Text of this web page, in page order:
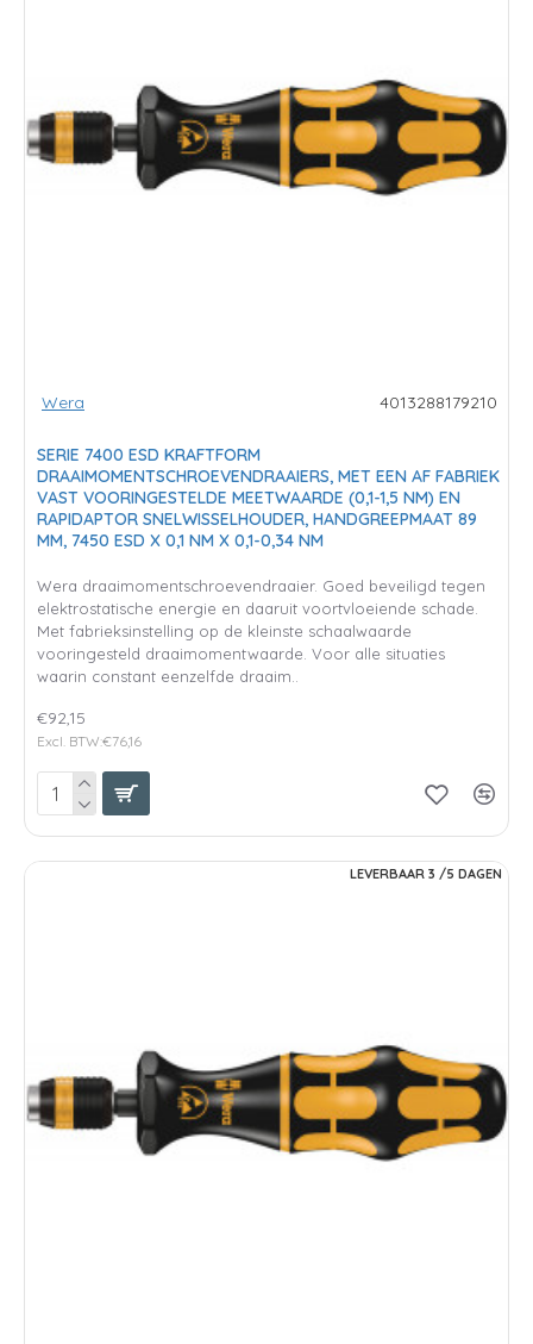
Wera 4013288179210
SERIE 7400 ESD KRAFTFORM
DRAAIMOMENTSCHROEVENDRAAIERS, MET EEN AF FABRIEK
VAST VOORINGESTELDE MEETWAARDE (0,1-1,5 NM) EN
RAPIDAPTOR SNELWISSELHOUDER, HANDGREEPMAAT 89
MM, 7450 ESD X 0,1 NM X 0,1-0,34 NM
Wera draaimomentschroevendraaier. Goed beveiligd tegen
elektrostatische energie en daaruit voortvloeiende schade.
Met fabrieksinstelling op de kleinste schaalwaarde
vooringesteld draaimomentwaarde. Voor alle situaties
waarin constant eenzelfde draaim..
€92,15
Excl. BTW:€76,16
LEVERBAAR 3 /5 DAGEN